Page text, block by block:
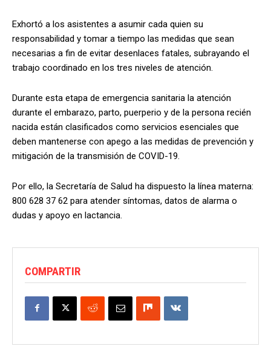
Exhortó a los asistentes a asumir cada quien su
responsabilidad y tomar a tiempo las medidas que sean
necesarias a fin de evitar desenlaces fatales, subrayando el
trabajo coordinado en los tres niveles de atención.
Durante esta etapa de emergencia sanitaria la atención
durante el embarazo, parto, puerperio y de la persona recién
nacida están clasificados como servicios esenciales que
deben mantenerse con apego a las medidas de prevención y
mitigación de la transmisión de COVID-19.
Por ello, la Secretaría de Salud ha dispuesto la línea materna:
800 628 37 62 para atender síntomas, datos de alarma o
dudas y apoyo en lactancia.
COMPARTIR